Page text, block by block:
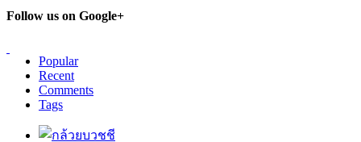
Follow us on Google+
Popular
Recent
Comments
Tags